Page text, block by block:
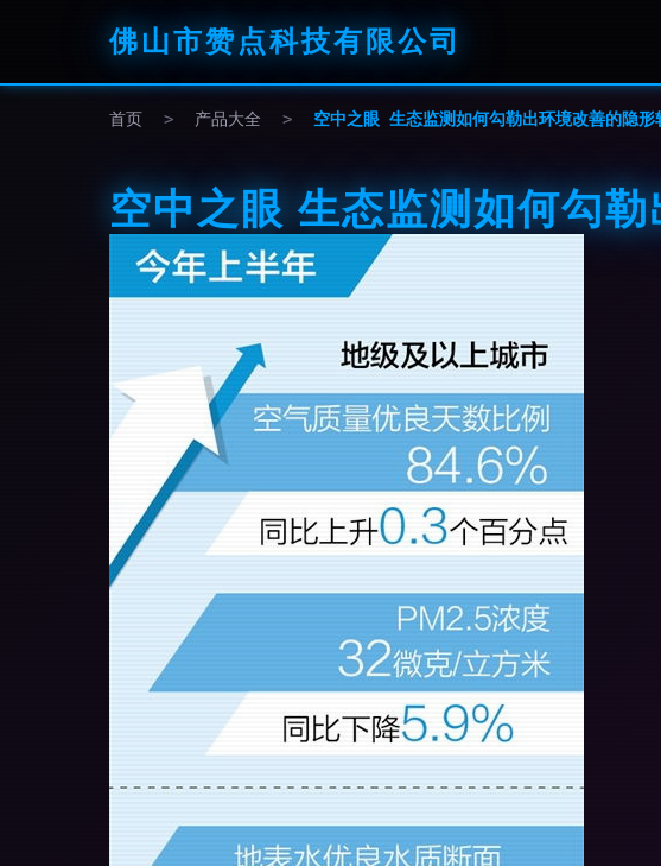
佛山市赞点科技有限公司
首页 > 产品大全 > 空中之眼 生态监测如何勾勒出环境改善的隐形
空中之眼 生态监测如何勾